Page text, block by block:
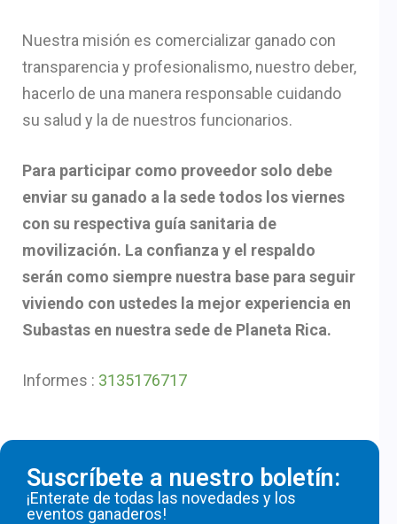
Nuestra misión es comercializar ganado con
transparencia y profesionalismo, nuestro deber,
hacerlo de una manera responsable cuidando
su salud y la de nuestros funcionarios.
Para participar como proveedor solo debe
enviar su ganado a la sede todos los viernes
con su respectiva guía sanitaria de
movilización. La confianza y el respaldo
serán como siempre nuestra base para seguir
viviendo con ustedes la mejor experiencia en
Subastas en nuestra sede de Planeta Rica.
Informes : 3135176717
Suscríbete a nuestro boletín:
¡Enterate de todas las novedades y los
eventos ganaderos!